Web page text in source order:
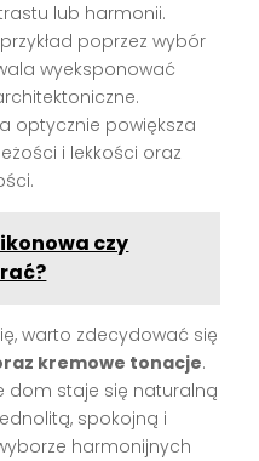
lub harmonii.
poprzez wybór
wyeksponować
optycznie powiększa
i lekkości oraz
czy
warto zdecydować się
kremowe tonacje.
dom staje się naturalną
spokojną i
harmonijnych